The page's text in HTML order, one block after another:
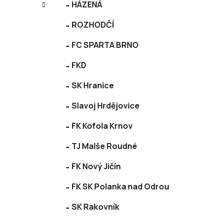
e
HÁZENÁ
ROZHODČÍ
FC SPARTA BRNO
FKD
SK Hranice
Slavoj Hrdějovice
FK Kofola Krnov
TJ Malše Roudné
FK Nový Jičín
FK SK Polanka nad Odrou
SK Rakovník